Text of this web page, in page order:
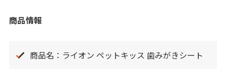
商品情報
商品名：ライオン ペットキッス 歯みがきシート